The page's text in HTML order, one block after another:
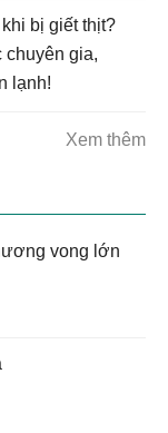
bị giết thịt?
chuyên gia,
lạnh!
Xem thêm
vong lớn